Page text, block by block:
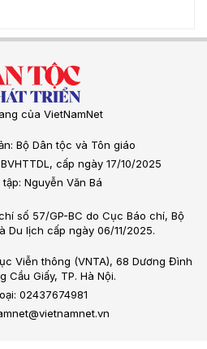
của VietNamNet
Bộ Dân tộc và Tôn giáo
cấp ngày 17/10/2025
Nguyễn Văn Bá
số 57/GP-BC do Cục Báo chí, Bộ
Du lịch cấp ngày 06/11/2025.
Viễn thông (VNTA), 68 Dương Đình
Cầu Giấy, TP. Hà Nội.
02437674981